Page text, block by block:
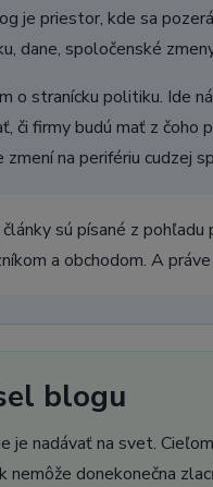
je priestor, kde sa
dane, spoločenské
o stranícku politiku. Ide
či firmy budú mať z
zmení na perifériu cudzej
sú písané z
a obchodom. A
blogu
je nadávať na svet.
nemôže donekonečna